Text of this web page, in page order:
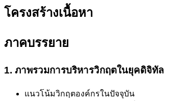
โครงสร้างเนื้อหา
ภาคบรรยาย
1. ภาพรวมการบริหารวิกฤตในยุคดิจิทัล
แนวโน้มวิกฤตองค์กรในปัจจุบัน